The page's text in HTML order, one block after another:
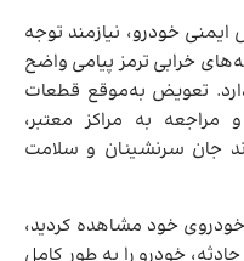
خودرو، نیازمند توجه
خرابی ترمز پیامی واضح
تعویض به‌موقع قطعات
به مراکز معتبر،
جان سرنشینان و سلامت
خودروی خود مشاهده کردید،
خودرو را به طور کامل